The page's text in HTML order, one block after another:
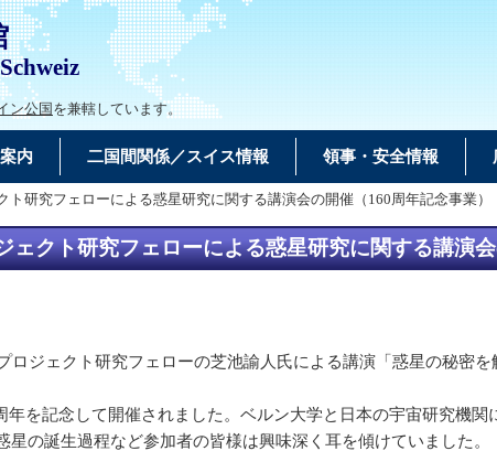
ン公国 を兼轄しています。
内 二国間関係／スイス情報 領事・安全情報
研究フェローによる惑星研究に関する講演会の開催（160周年記念事業）
クト研究フェローによる惑星研究に関する講演
ジェクト研究フェローの芝池諭人氏による講演「惑星の秘密
を記念して開催されました。ベルン大学と日本の宇宙研究機
の誕生過程など参加者の皆様は興味深く耳を傾けていました。